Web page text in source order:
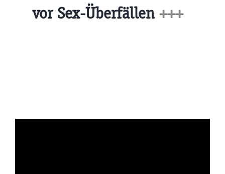
vor Sex-Überfällen +++